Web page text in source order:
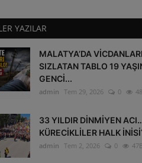
YAZILAR
MALATYA’DA VİCDANLARI
SIZLATAN TABLO 19
GENCİ...
admin Tem 29, 2026 0
33 YILDIR DİNMİYEN
KÜRECİKLİLER HALK
admin Tem 2, 2026 0 47B